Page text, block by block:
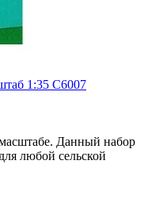
1:35 C6007
Данный набор
любой сельской